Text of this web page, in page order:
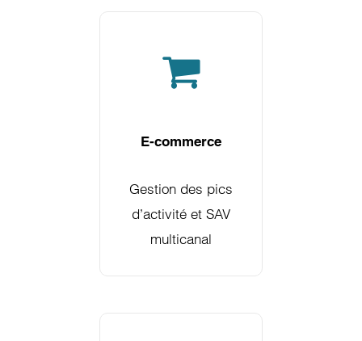
E-commerce
Gestion des pics
d’activité et SAV
multicanal